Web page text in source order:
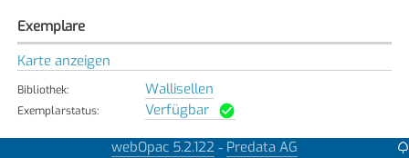
Exemplare
Karte anzeigen
Bibliothek: Wallisellen
Exemplarstatus: Verfügbar
webOpac 5.2.122 - Predata AG